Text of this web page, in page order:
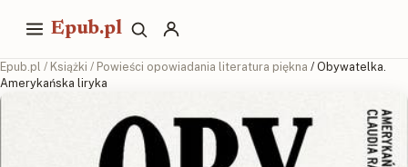
Epub.pl
Epub.pl / Książki / Powieści opowiadania literatura piękna / Obywatelka.
Amerykańska liryka